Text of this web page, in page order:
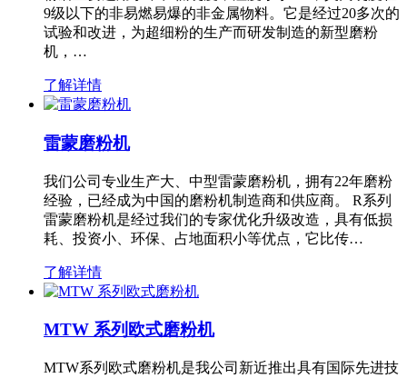
9级以下的非易燃易爆的非金属物料。它是经过20多次的
试验和改进，为超细粉的生产而研发制造的新型磨粉
机，…
了解详情
雷蒙磨粉机
我们公司专业生产大、中型雷蒙磨粉机，拥有22年磨粉
经验，已经成为中国的磨粉机制造商和供应商。 R系列
雷蒙磨粉机是经过我们的专家优化升级改造，具有低损
耗、投资小、环保、占地面积小等优点，它比传…
了解详情
MTW 系列欧式磨粉机
MTW系列欧式磨粉机是我公司新近推出具有国际先进技